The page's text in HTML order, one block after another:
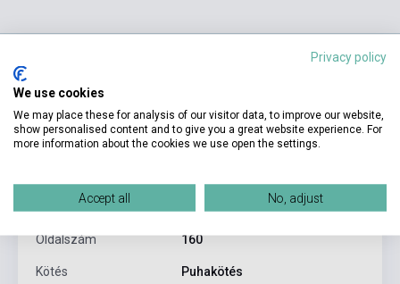
Termékjellemzők
Elisabeth Guimbretiere,
Véronique Laurens
Oldalszám 160
Kötés Puhakötés
Privacy policy
We use cookies
We may place these for analysis of our visitor data, to improve our website,
show personalised content and to give you a great website experience. For
more information about the cookies we use open the settings.
Accept all No, adjust